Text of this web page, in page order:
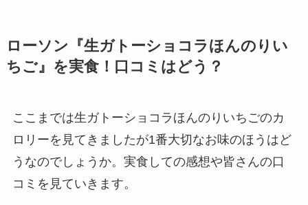
ローソン『生ガトーショコラほんのりい
ちご』を実食！口コミはどう？
ここまでは生ガトーショコラほんのりいちごのカ
ロリーを見てきましたが1番大切なお味のほうはど
うなのでしょうか。実食しての感想や皆さんの口
コミを見ていきます。